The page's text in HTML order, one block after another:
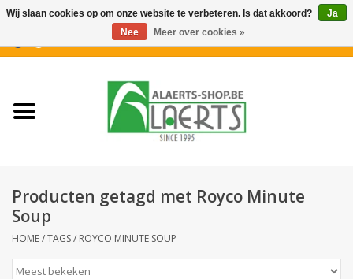
Nieuwigheden
Koffiekoekjes
Producten getagd met Royco Minute
Soup
HOME/TAGS/ ROYCO MINUTE SOUP
Wij slaan cookies op om onze website te verbeteren. Is dat akkoord?
Ja
Nee
Meer over cookies »